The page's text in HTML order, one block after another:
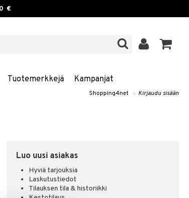
€
Tuotemerkkejä Kampanjat
Shopping4net » Kirjaudu sisään
Luo uusi asiakas
Hyviä tarjouksia
Laskutustiedot
Tilauksen tila & historiikki